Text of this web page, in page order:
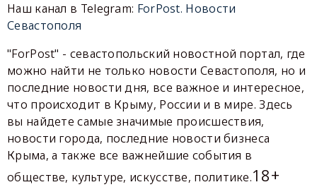
Наш канал в Telegram: ForPost. Новости
Севастополя
"ForPost" - севастопольский новостной портал, где
можно найти не только новости Севастополя, но и
последние новости дня, все важное и интересное,
что происходит в Крыму, России и в мире. Здесь
вы найдете самые значимые происшествия,
новости города, последние новости бизнеса
Крыма, а также все важнейшие события в
обществе, культуре, искусстве, политике.18+